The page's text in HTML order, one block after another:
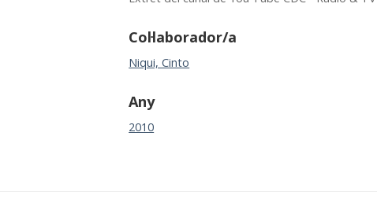
Col·laborador/a
Niqui, Cinto
Any
2010